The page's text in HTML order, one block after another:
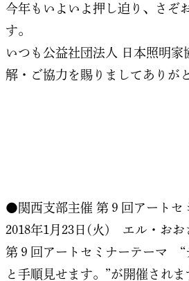
今年もいよいよ押し迫り、さぞ
す。
いつも公益社団法人 日本照明家
解・ご協力を賜りましてありが
●関西支部主催 第９回アートセ
2018年1月23日(火) エル・おお
第９回アートセミナーテーマ “
と手順見せます。”が開催されま